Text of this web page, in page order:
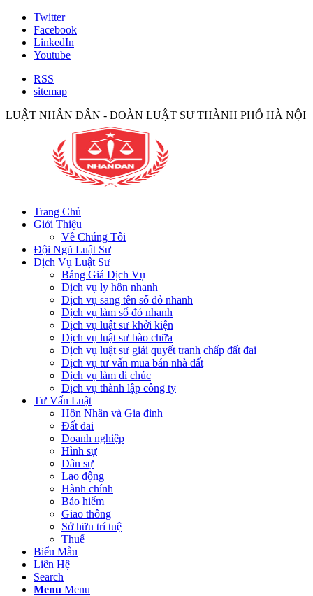
Twitter
Facebook
LinkedIn
Youtube
RSS
sitemap
LUẬT NHÂN DÂN - ĐOÀN LUẬT SƯ THÀNH PHỐ HÀ NỘI
Trang Chủ
Giới Thiệu
Về Chúng Tôi
Đội Ngũ Luật Sư
Dịch Vụ Luật Sư
Bảng Giá Dịch Vụ
Dịch vụ ly hôn nhanh
Dịch vụ sang tên sổ đỏ nhanh
Dịch vụ làm sổ đỏ nhanh
Dịch vụ luật sư khởi kiện
Dịch vụ luật sư bào chữa
Dịch vụ luật sư giải quyết tranh chấp đất đai
Dịch vụ tư vấn mua bán nhà đất
Dịch vụ làm di chúc
Dịch vụ thành lập công ty
Tư Vấn Luật
Hôn Nhân và Gia đình
Đất đai
Doanh nghiệp
Hình sự
Dân sự
Lao động
Hành chính
Bảo hiểm
Giao thông
Sở hữu trí tuệ
Thuế
Biểu Mẫu
Liên Hệ
Search
Menu Menu